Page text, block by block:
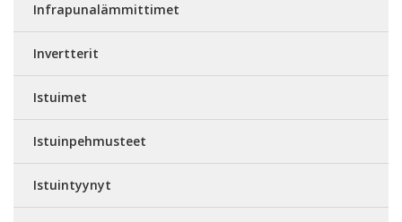
Infrapunalämmittimet
Invertterit
Istuimet
Istuinpehmusteet
Istuintyynyt